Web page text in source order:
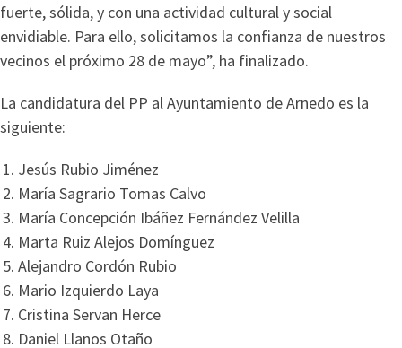
fuerte, sólida, y con una actividad cultural y social
envidiable. Para ello, solicitamos la confianza de nuestros
vecinos el próximo 28 de mayo”, ha finalizado.
La candidatura del PP al Ayuntamiento de Arnedo es la
siguiente:
Jesús Rubio Jiménez
María Sagrario Tomas Calvo
María Concepción Ibáñez Fernández Velilla
Marta Ruiz Alejos Domínguez
Alejandro Cordón Rubio
Mario Izquierdo Laya
Cristina Servan Herce
Daniel Llanos Otaño